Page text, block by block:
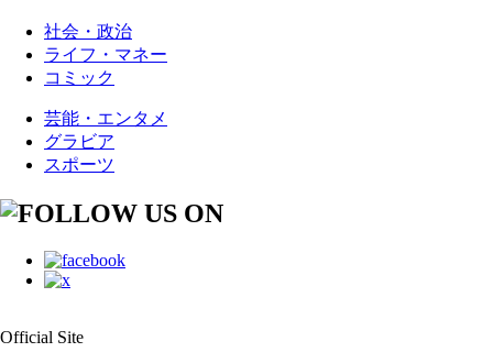
社会・政治
ライフ・マネー
コミック
芸能・エンタメ
グラビア
スポーツ
Official Site